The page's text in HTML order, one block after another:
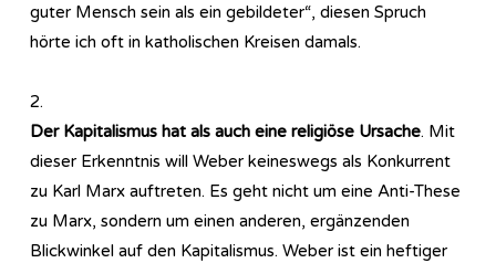
guter Mensch sein als ein gebildeter“, diesen Spruch
hörte ich oft in katholischen Kreisen damals.
2.
Der Kapitalismus hat als auch eine religiöse Ursache. Mit
dieser Erkenntnis will Weber keineswegs als Konkurrent
zu Karl Marx auftreten. Es geht nicht um eine Anti-These
zu Marx, sondern um einen anderen, ergänzenden
Blickwinkel auf den Kapitalismus. Weber ist ein heftiger